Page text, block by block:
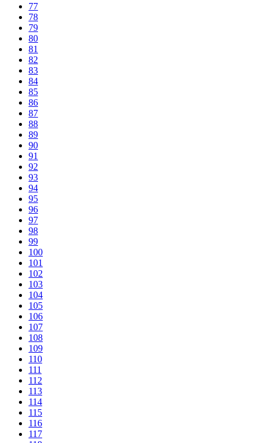
77
78
79
80
81
82
83
84
85
86
87
88
89
90
91
92
93
94
95
96
97
98
99
100
101
102
103
104
105
106
107
108
109
110
111
112
113
114
115
116
117